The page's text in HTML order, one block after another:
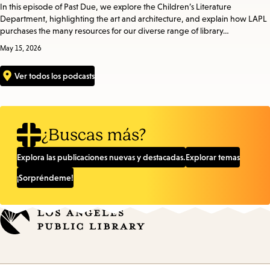
In this episode of Past Due, we explore the Children’s Literature
Department, highlighting the art and architecture, and explain how LAPL
purchases the many resources for our diverse range of library…
May 15, 2026
Ver todos los podcasts
¿Buscas más?
Explora las publicaciones nuevas y destacadas.Explorar temas
¡Sorpréndeme!